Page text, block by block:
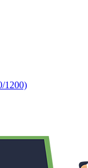
1200)